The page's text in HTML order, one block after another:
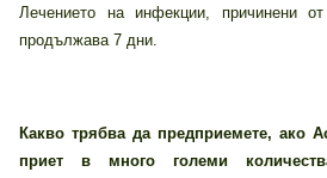
Лечението на инфекции, причинени
продължава 7 дни.
Какво трябва да предприемете, ако
приет в много големи